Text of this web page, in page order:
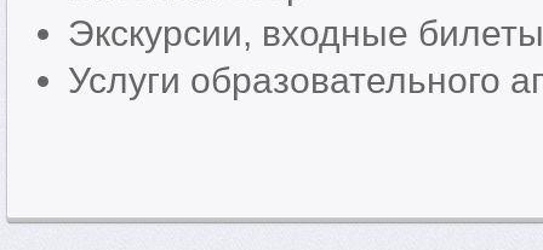
Экскурсии, входные билеты
Услуги образовательного